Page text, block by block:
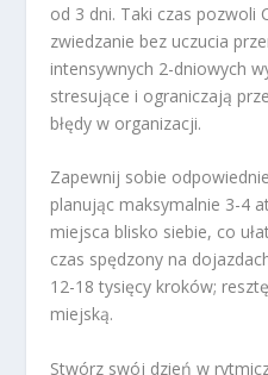
od 3 dni. Taki czas pozwoli
zwiedzanie bez uczucia
intensywnych 2-dniowych
stresujące i ograniczają
błędy w organizacji.
Zapewnij sobie odpowiednie
planując maksymalnie 3-4
miejsca blisko siebie, co
czas spędzony na
12-18 tysięcy kroków;
miejską.
Stwórz swój dzień w